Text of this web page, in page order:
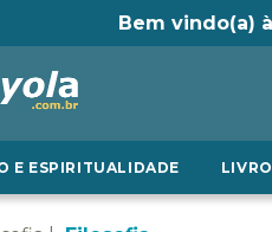
Bem vindo(a)
E ESPIRITUALIDADE